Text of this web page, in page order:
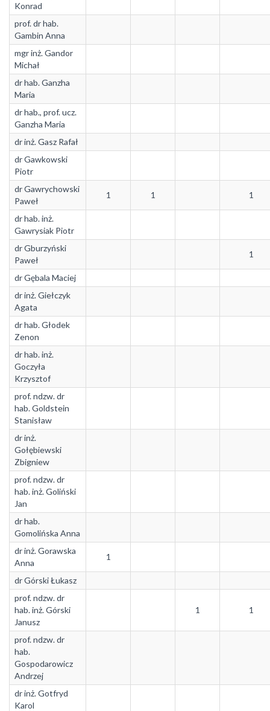
Konrad
prof. dr hab.
Gambin Anna
mgr inż. Gandor
Michał
dr hab. Ganzha
Maria
dr hab., prof. ucz.
Ganzha Maria
dr inż. Gasz Rafał
dr Gawkowski
Piotr
dr Gawrychowski
Paweł
1 1 1
dr hab. inż.
Gawrysiak Piotr
dr Gburzyński
Paweł
1
dr Gębala Maciej
dr inż. Giełczyk
Agata
dr hab. Głodek
Zenon
dr hab. inż.
Goczyła
Krzysztof
prof. ndzw. dr
hab. Goldstein
Stanisław
dr inż.
Gołębiewski
Zbigniew
prof. ndzw. dr
hab. inż. Goliński
Jan
dr hab.
Gomolińska Anna
dr inż. Gorawska
Anna
1
dr Górski Łukasz
prof. ndzw. dr
hab. inż. Górski
Janusz
1 1
prof. ndzw. dr
hab.
Gospodarowicz
Andrzej
dr inż. Gotfryd
Karol